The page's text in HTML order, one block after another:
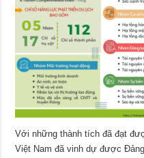
Với những thành tích đã đạt
Việt Nam đã vinh dự được